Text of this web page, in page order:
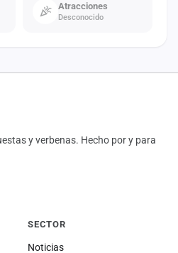
Atracciones
Desconocido
y verbenas. Hecho por y para
SECTOR
Noticias